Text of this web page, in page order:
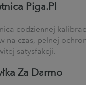
Piga.Pl
codziennej
na czas, pełnej
satysfakcji.
Za Darmo